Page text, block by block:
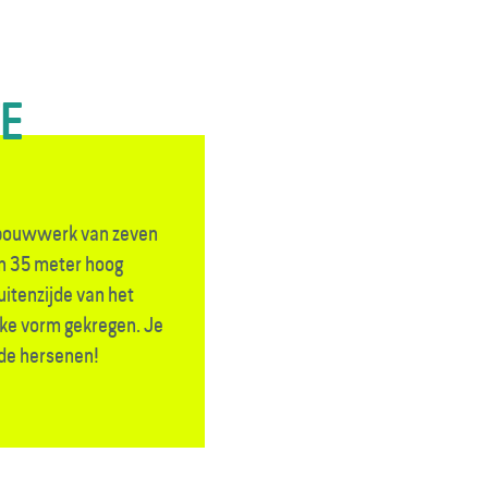
van zeven
35 meter hoog
van het
vorm gekregen. Je
hersenen!